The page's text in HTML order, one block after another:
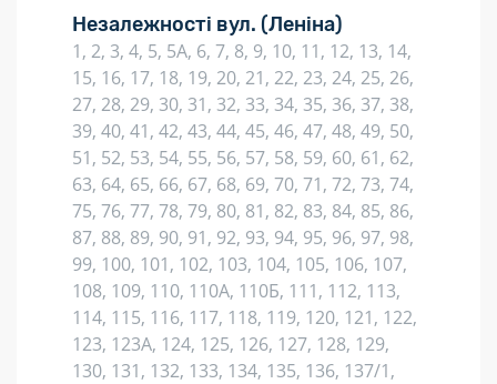
Незалежності вул. (Леніна)
1, 2, 3, 4, 5, 5А, 6, 7, 8, 9, 10, 11, 12, 13, 14,
15, 16, 17, 18, 19, 20, 21, 22, 23, 24, 25, 26,
27, 28, 29, 30, 31, 32, 33, 34, 35, 36, 37, 38,
39, 40, 41, 42, 43, 44, 45, 46, 47, 48, 49, 50,
51, 52, 53, 54, 55, 56, 57, 58, 59, 60, 61, 62,
63, 64, 65, 66, 67, 68, 69, 70, 71, 72, 73, 74,
75, 76, 77, 78, 79, 80, 81, 82, 83, 84, 85, 86,
87, 88, 89, 90, 91, 92, 93, 94, 95, 96, 97, 98,
99, 100, 101, 102, 103, 104, 105, 106, 107,
108, 109, 110, 110А, 110Б, 111, 112, 113,
114, 115, 116, 117, 118, 119, 120, 121, 122,
123, 123А, 124, 125, 126, 127, 128, 129,
130, 131, 132, 133, 134, 135, 136, 137/1,